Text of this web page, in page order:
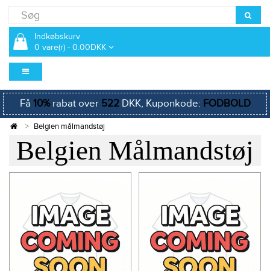
Indkøbskurv
0 vare(r) - 0.00DKK
Få 10%rabat over 522DKK, Kuponkode: FODBOLD
Belgien målmandstøj
Belgien Målmandstøj